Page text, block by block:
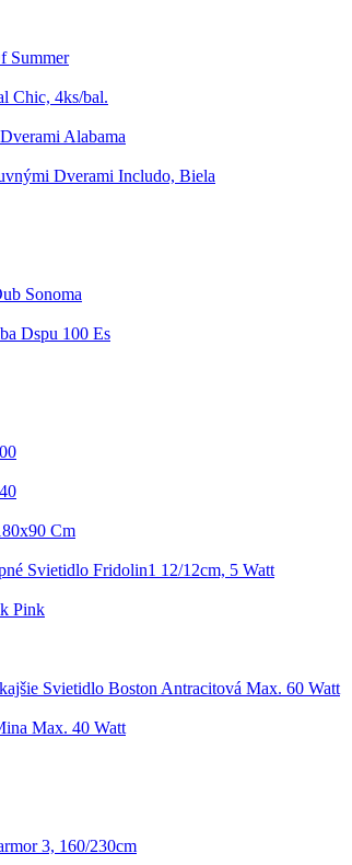
Summer
Chic, 4ks/bal.
Alabama
Dverami Includo, Biela
Sonoma
Dspu 100 Es
Cm
Svietidlo Fridolin1 12/12cm, 5 Watt
Pink
Svietidlo Boston Antracitová Max. 60 Watt
Max. 40 Watt
3, 160/230cm